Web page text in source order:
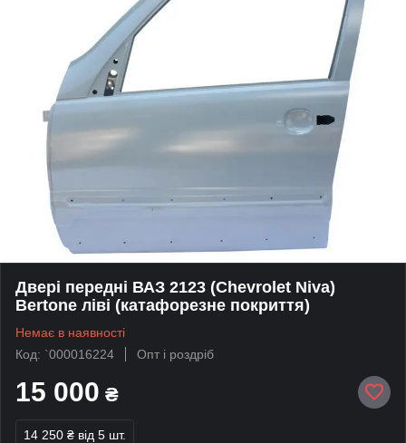
Двері передні ВАЗ 2123 (Chevrolet Niva)
Bertone ліві (катафорезне покриття)
Немає в наявності
Код: `000016224
Опт і роздріб
15 000 ₴
14 250 ₴ від 5 шт.